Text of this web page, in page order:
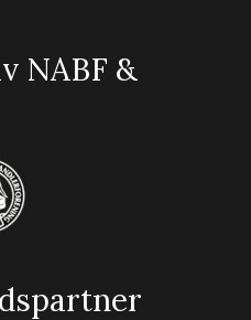
NABF &